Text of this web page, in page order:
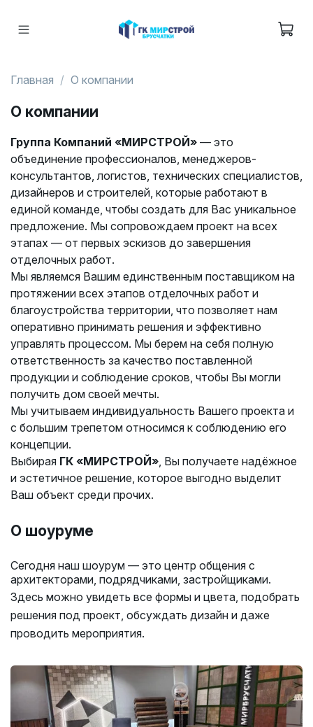
Главная О компании
О компании
Группа Компаний «МИРСТРОЙ» — это
объединение профессионалов, менеджеров-
консультантов, логистов, технических специалистов,
дизайнеров и строителей, которые работают в
единой команде, чтобы создать для Вас уникальное
предложение. Мы сопровождаем проект на всех
этапах — от первых эскизов до завершения
отделочных работ.
Мы являемся Вашим единственным поставщиком на
протяжении всех этапов отделочных работ и
благоустройства территории, что позволяет нам
оперативно принимать решения и эффективно
управлять процессом. Мы берем на себя полную
ответственность за качество поставленной
продукции и соблюдение сроков, чтобы Вы могли
получить дом своей мечты.
Мы учитываем индивидуальность Вашего проекта и
с большим трепетом относимся к соблюдению его
концепции.
Выбирая ГК «МИРСТРОЙ» , Вы получаете надёжное
и эстетичное решение, которое выгодно выделит
Ваш объект среди прочих.
О шоуруме
Сегодня наш шоурум — это центр общения с
архитекторами, подрядчиками, застройщиками.
Здесь можно увидеть все формы и цвета, подобрать
решения под проект, обсуждать дизайн и даже
проводить мероприятия.